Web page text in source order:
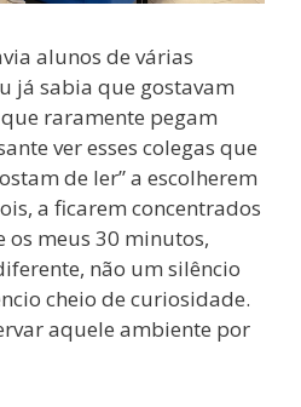
alunos de várias
já sabia que gostavam
raramente pegam
ver esses colegas que
de ler” a escolherem
a ficarem concentrados
os meus 30 minutos,
não um silêncio
cheio de curiosidade.
aquele ambiente por